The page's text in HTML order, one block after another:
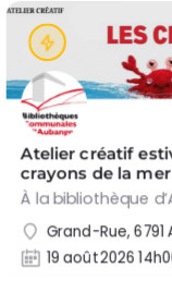
Atelier créatif
crayons de la mer
Grand-Rue,
19 août 2026